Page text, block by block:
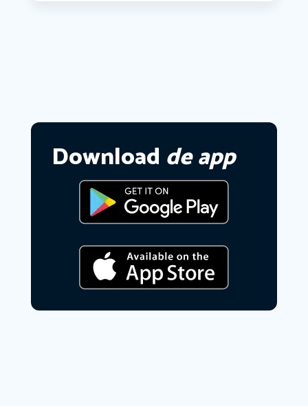
Download de app